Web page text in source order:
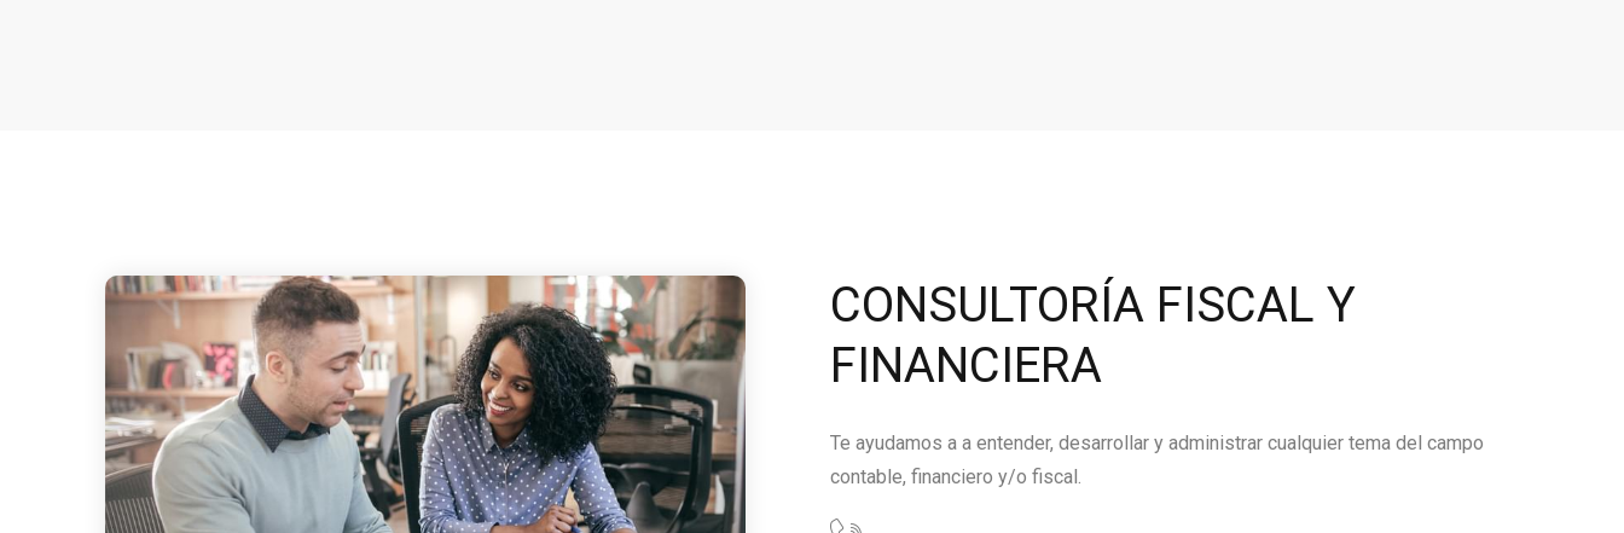
CONSULTORÍA FISCAL Y
FINANCIERA
Te ayudamos a a entender, desarrollar y administrar cualquier tema del campo
contable, financiero y/o fiscal.